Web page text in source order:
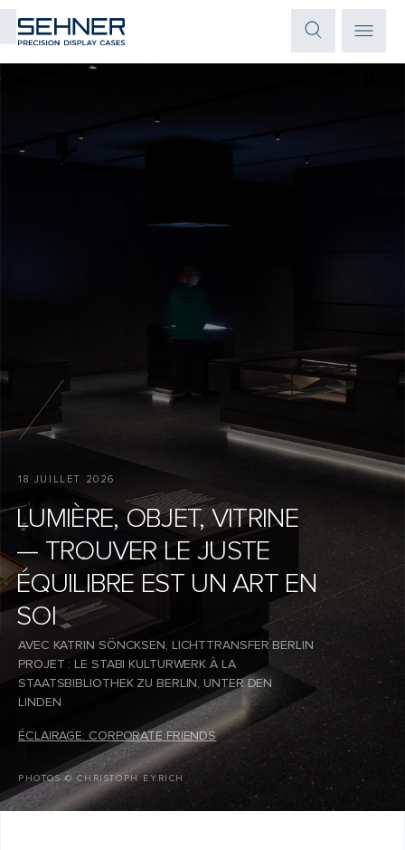
LUMIÈRE, OBJET, VITRINE
— TROUVER LE JUSTE
ÉQUILIBRE EST UN ART EN
SOI
18 JUILLET 2026
AVEC KATRIN SÖNCKSEN, LICHTTRANSFER BERLIN
PROJET : LE STABI KULTURWERK À LA
STAATSBIBLIOTHEK ZU BERLIN, UNTER DEN
LINDEN
ÉCLAIRAGE: CORPORATE FRIENDS
PHOTOS © CHRISTOPH EYRICH